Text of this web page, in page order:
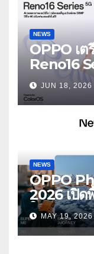
NEWS
OPPO เต
Reno16
ประกาศ
ฐานะ
ประสบกา
อัปเกรดไ
JUN 18, 2026
NEWS
OPPO
2026 เปิด
ใหม่ รับเท
หมวด
MAY 19, 2026